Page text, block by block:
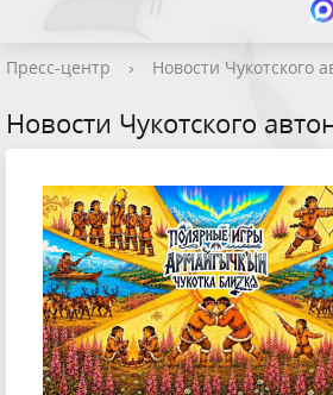
Пресс-центр › Новости Чукотского
Новости Чукотского